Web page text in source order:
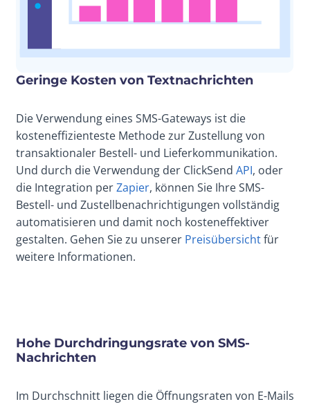
Geringe Kosten von Textnachrichten
Die Verwendung eines SMS-Gateways ist die
kosteneffizienteste Methode zur Zustellung von
transaktionaler Bestell- und Lieferkommunikation.
Und durch die Verwendung der ClickSend API, oder
die Integration perZapier, können Sie Ihre SMS-
Bestell- und Zustellbenachrichtigungen vollständig
automatisieren und damit noch kosteneffektiver
gestalten. Gehen Sie zu unserer Preisübersichtfür
weitere Informationen.
Hohe Durchdringungsrate von SMS-
Nachrichten
Im Durchschnitt liegen die Öffnungsraten von E-Mails